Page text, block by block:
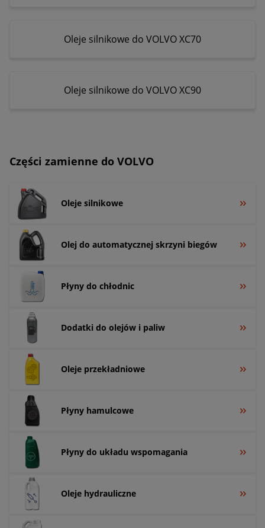
Oleje silnikowe do VOLVO XC70
Oleje silnikowe do VOLVO XC90
Części zamienne do VOLVO
Oleje silnikowe
Olej do automatycznej skrzyni biegów
Płyny do chłodnic
Dodatki do olejów i paliw
Oleje przekładniowe
Płyny hamulcowe
Płyny do układu wspomagania
Oleje hydrauliczne